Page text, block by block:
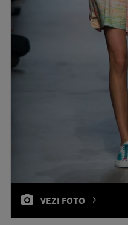
VEZI FOTO